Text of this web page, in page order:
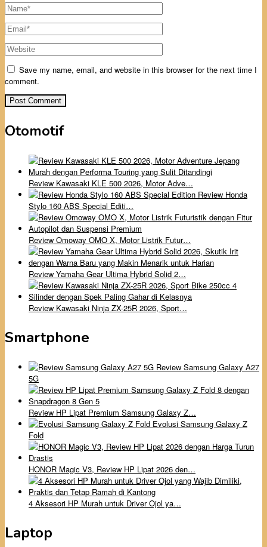
Save my name, email, and website in this browser for the next time I
comment.
Otomotif
Review Kawasaki KLE 500 2026, Motor Adve…
Review Honda
Stylo 160 ABS Special Editi…
Review Omoway OMO X, Motor Listrik Futur…
Review Yamaha Gear Ultima Hybrid Solid 2…
Review Kawasaki Ninja ZX-25R 2026, Sport…
Smartphone
Review Samsung Galaxy A27
5G
Review HP Lipat Premium Samsung Galaxy Z…
Evolusi Samsung Galaxy Z
Fold
HONOR Magic V3, Review HP Lipat 2026 den…
4 Aksesori HP Murah untuk Driver Ojol ya…
Laptop